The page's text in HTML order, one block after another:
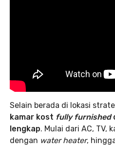
Selain berada di lokasi
kamar kost fully furnished
lengkap. Mulai dari AC, TV,
dengan water heater,